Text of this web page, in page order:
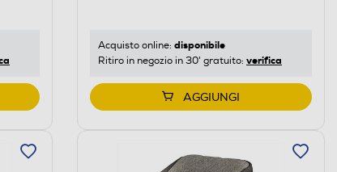
Acquisto online: disponibile
Ritiro in negozio in 30' gratuito: verifica
AGGIUNGI